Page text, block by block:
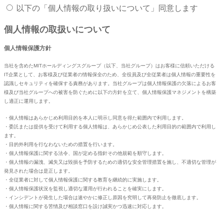
以下の「個人情報の取り扱いについて」同意します
個人情報の取扱いについて
個人情報保護方針
当社を含めたMITホールディングスグループ（以下、当社グループ）はお客様に信頼いただける
IT企業として、お客様及び従業者の情報保全のため、全役員及び全従業者は個人情報の重要性を
認識しセキュリティを確保する責務があります。当社グループは個人情報保護の欠落によるお客
様及び当社グループへの被害を防ぐために以下の方針を立て、個人情報保護マネジメントを構築
し適正に運用します。
・個人情報はあらかじめ利用目的を本人に明示し同意を得た範囲内で利用します。
・委託または提供を受けて利用する個人情報は、あらかじめ公表した利用目的の範囲内で利用し
ます。
・目的外利用を行なわないための措置を行います。
・個人情報保護に関する法令、国が定める指針その他規範を順守します。
・個人情報の漏洩、滅失又は毀損を予防するための適切な安全管理措置を施し、不適切な管理が
発見された場合は是正します。
・全従業者に対して個人情報保護に関する教育を継続的に実施します。
・個人情報保護状況を監視し適切な運用が行われることを確実にします。
・インシデントが発生した場合は速やかに修正し原因を究明して再発防止を徹底します。
・個人情報に関する苦情及び相談窓口を設け誠実かつ迅速に対応します。